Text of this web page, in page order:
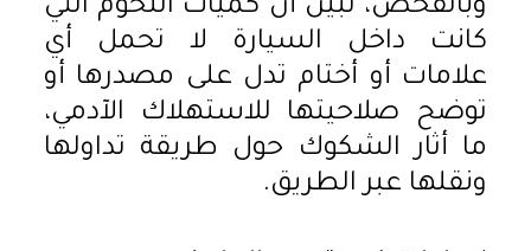
وبالفحص، تبين أن كميات اللحوم التي
كانت داخل السيارة لا تحمل أي
علامات أو أختام تدل على مصدرها أو
توضح صلاحيتها للاستهلاك الآدمي،
ما أثار الشكوك حول طريقة تداولها
ونقلها عبر الطريق.